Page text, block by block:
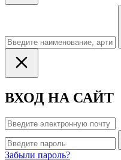
ВХОД НА САЙТ
Забыли пароль?